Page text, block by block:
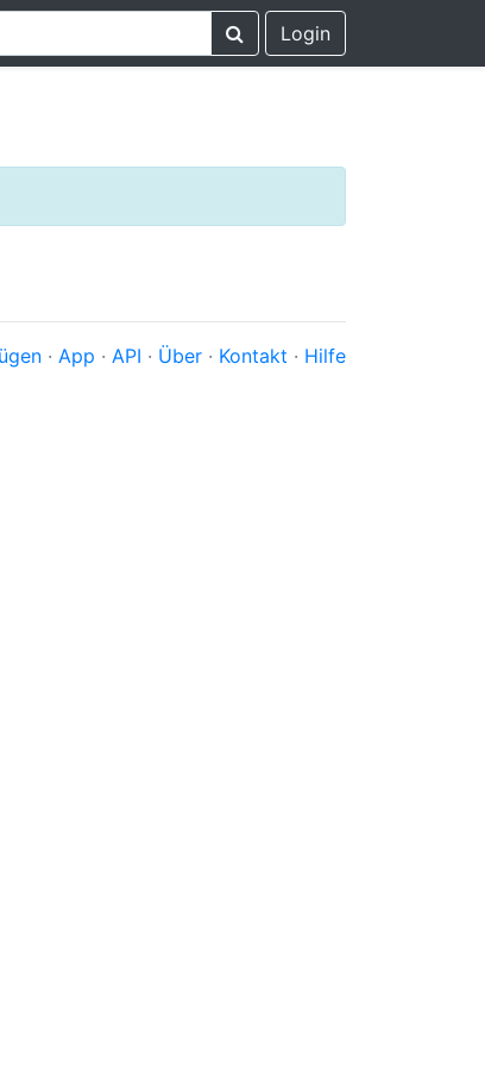
Login
· App · API · Über · Kontakt · Hilfe